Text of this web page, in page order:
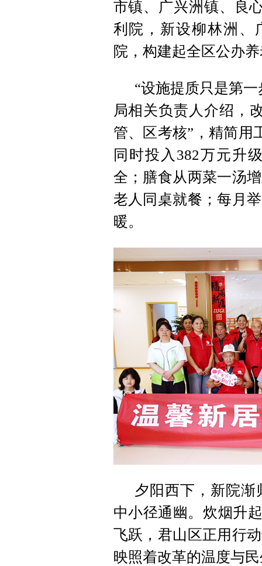
市镇、广兴洲镇、良
利院，新设柳林洲、
院，构建起全区公办
“设施提质只是第
局相关负责人介绍，
管、区考核”，精简用
同时投入382万元升
全；膳食从两菜一汤
老人同桌就餐；每月
暖。
夕阳西下，新院
中小径通幽。炊烟升
飞跃，君山区正用行
映照着改革的温度与